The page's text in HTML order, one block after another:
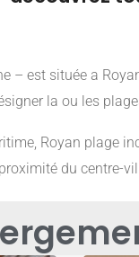
– est située a
la ou les
Royan plage
du centre-